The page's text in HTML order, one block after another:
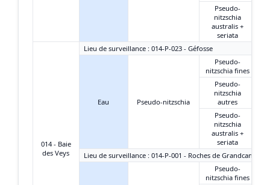
Pseudo-
nitzschia
australis +
seriata
014 - Baie
des Veys
Lieu de surveillance : 014-P-023 - Géfosse
Eau Pseudo-nitzschia
Pseudo-
nitzschia fines
Pseudo-
nitzschia
autres
Pseudo-
nitzschia
australis +
seriata
Lieu de surveillance : 014-P-001 - Roches de Grandcamp
Pseudo-
nitzschia fines